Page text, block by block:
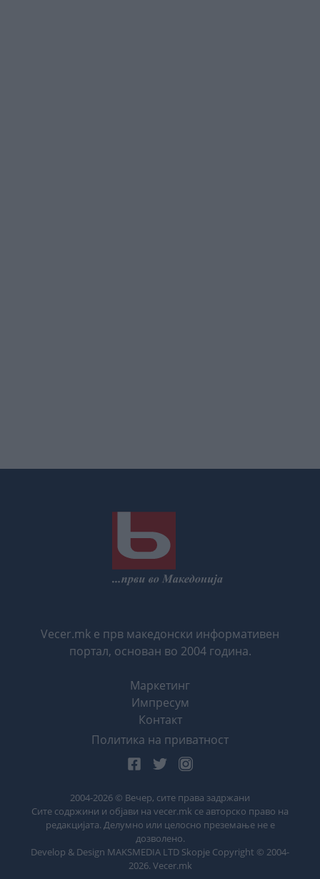
Vecer.mk е прв македонски информативен
портал, основан во 2004 година.
Маркетинг
Импресум
Контакт
Политика на приватност
2004-2026 © Вечер, сите права задржани
Сите содржини и објави на vecer.mk се авторско право на
редакцијата. Делумно или целосно преземање не е
дозволено.
Develop & Design MAKSMEDIA LTD Skopje Copyright © 2004-
2026. Vecer.mk